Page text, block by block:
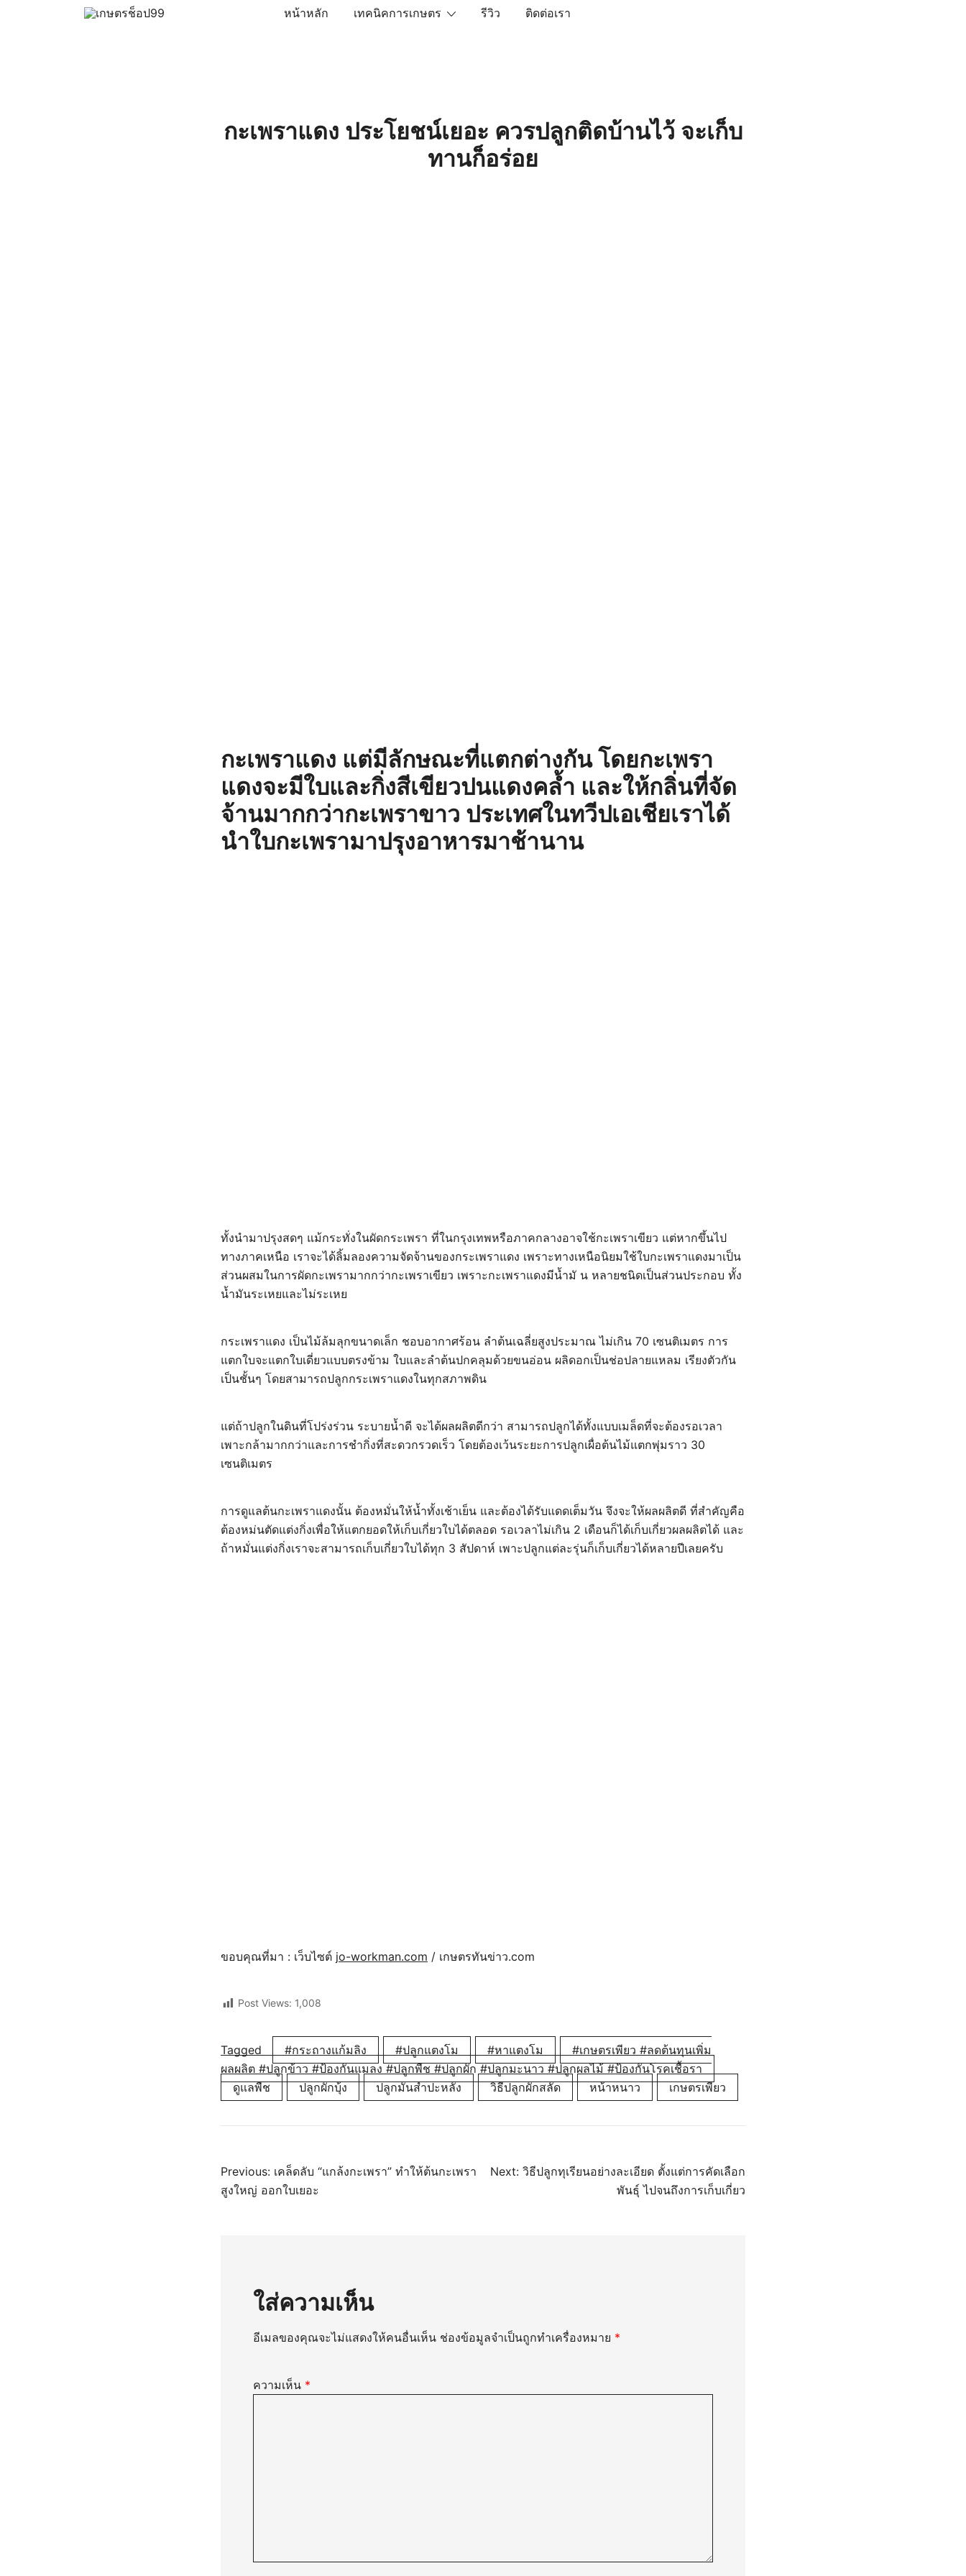
หน้าหลัก เทคนิคการเกษตร รีวิว ติดต่อเรา
กะเพราแดง ประโยชน์เยอะ ควรปลูกติดบ้านไว้ จะเก็บ
ทานก็อร่อย
กะเพราแดง แต่มีลักษณะที่แตกต่างกัน โดยกะเพรา
แดงจะมีใบและกิ่งสีเขียวปนแดงคล้ำ และให้กลิ่นที่จัด
จ้านมากกว่ากะเพราขาว ประเทศในทวีปเอเชียเราได้
นำใบกะเพรามาปรุงอาหารมาช้านาน
ทั้งนำมาปรุงสดๆ แม้กระทั่งในผัดกระเพรา ที่ในกรุงเทพหรือภาคกลางอาจใช้กะเพราเขียว แต่หากขึ้นไป
ทางภาคเหนือ เราจะได้ลิ้มลองความจัดจ้านของกระเพราแดง เพราะทางเหนือนิยมใช้ใบกะเพราแดงมาเป็น
ส่วนผสมในการผัดกะเพรามากกว่ากะเพราเขียว เพราะกะเพราแดงมีน้ำมั น หลายชนิดเป็นส่วนประกอบ ทั้ง
น้ำมันระเหยและไม่ระเหย
กระเพราแดง เป็นไม้ล้มลุกขนาดเล็ก ชอบอากาศร้อน ลำต้นเฉลี่ยสูงประมาณ ไม่เกิน 70 เซนติเมตร การ
แตกใบจะแตกใบเดี่ยวแบบตรงข้าม ใบและลำต้นปกคลุมด้วยขนอ่อน ผลิดอกเป็นช่อปลายแหลม เรียงตัวกัน
เป็นชั้นๆ โดยสามารถปลูกกระเพราแดงในทุกสภาพดิน
แต่ถ้าปลูกในดินที่โปร่งร่วน ระบายน้ำดี จะได้ผลผลิตดีกว่า สามารถปลูกได้ทั้งแบบเมล็ดที่จะต้องรอเวลา
เพาะกล้ามากกว่าและการชำกิ่งที่สะดวกรวดเร็ว โดยต้องเว้นระยะการปลูกเผื่อต้นไม้แตกพุ่มราว 30
เซนติเมตร
การดูแลต้นกะเพราแดงนั้น ต้องหมั่นให้น้ำทั้งเช้าเย็น และต้องได้รับแดดเต็มวัน จึงจะให้ผลผลิตดี ที่สำคัญคือ
ต้องหม่นตัดแต่งกิ่งเพื่อให้แตกยอดให้เก็บเกี่ยวใบได้ตลอด รอเวลาไม่เกิน 2 เดือนก็ได้เก็บเกี่ยวผลผลิตได้ และ
ถ้าหมั่นแต่งกิ่งเราจะสามารถเก็บเกี่ยวใบได้ทุก 3 สัปดาห์ เพาะปลูกแต่ละรุ่นก็เก็บเกี่ยวได้หลายปีเลยครับ
ขอบคุณที่มา : เว็บไซต์ jo-workman.com / เกษตรทันข่าว.com
Post Views: 1,008
Tagged #กระถางแก้มลิง #ปลูกแตงโม #หาแตงโม
#เกษตรเพียว #ลดต้นทุนเพิ่ม
ผลผลิต #ปลูกข้าว #ป้องกันแมลง #ปลูกพืช #ปลูกผัก #ปลูกมะนาว #ปลูกผลไม้ #ป้องกันโรคเชื้อรา
ดูแลพืช
ปลูกผักบุ้ง ปลูกมันสำปะหลัง วิธีปลูกผักสลัด หน้าหนาว เกษตรเพียว
แนะแนว
Previous: เคล็ดลับ “แกล้งกะเพรา” ทำให้ต้นกะเพรา
สูงใหญ่ ออกใบเยอะ
Next: วิธีปลูกทุเรียนอย่างละเอียด ตั้งแต่การคัดเลือก
พันธุ์ ไปจนถึงการเก็บเกี่ยว
ใส่ความเห็น
อีเมลของคุณจะไม่แสดงให้คนอื่นเห็น ช่องข้อมูลจำเป็นถูกทำเครื่องหมาย *
ความเห็น *